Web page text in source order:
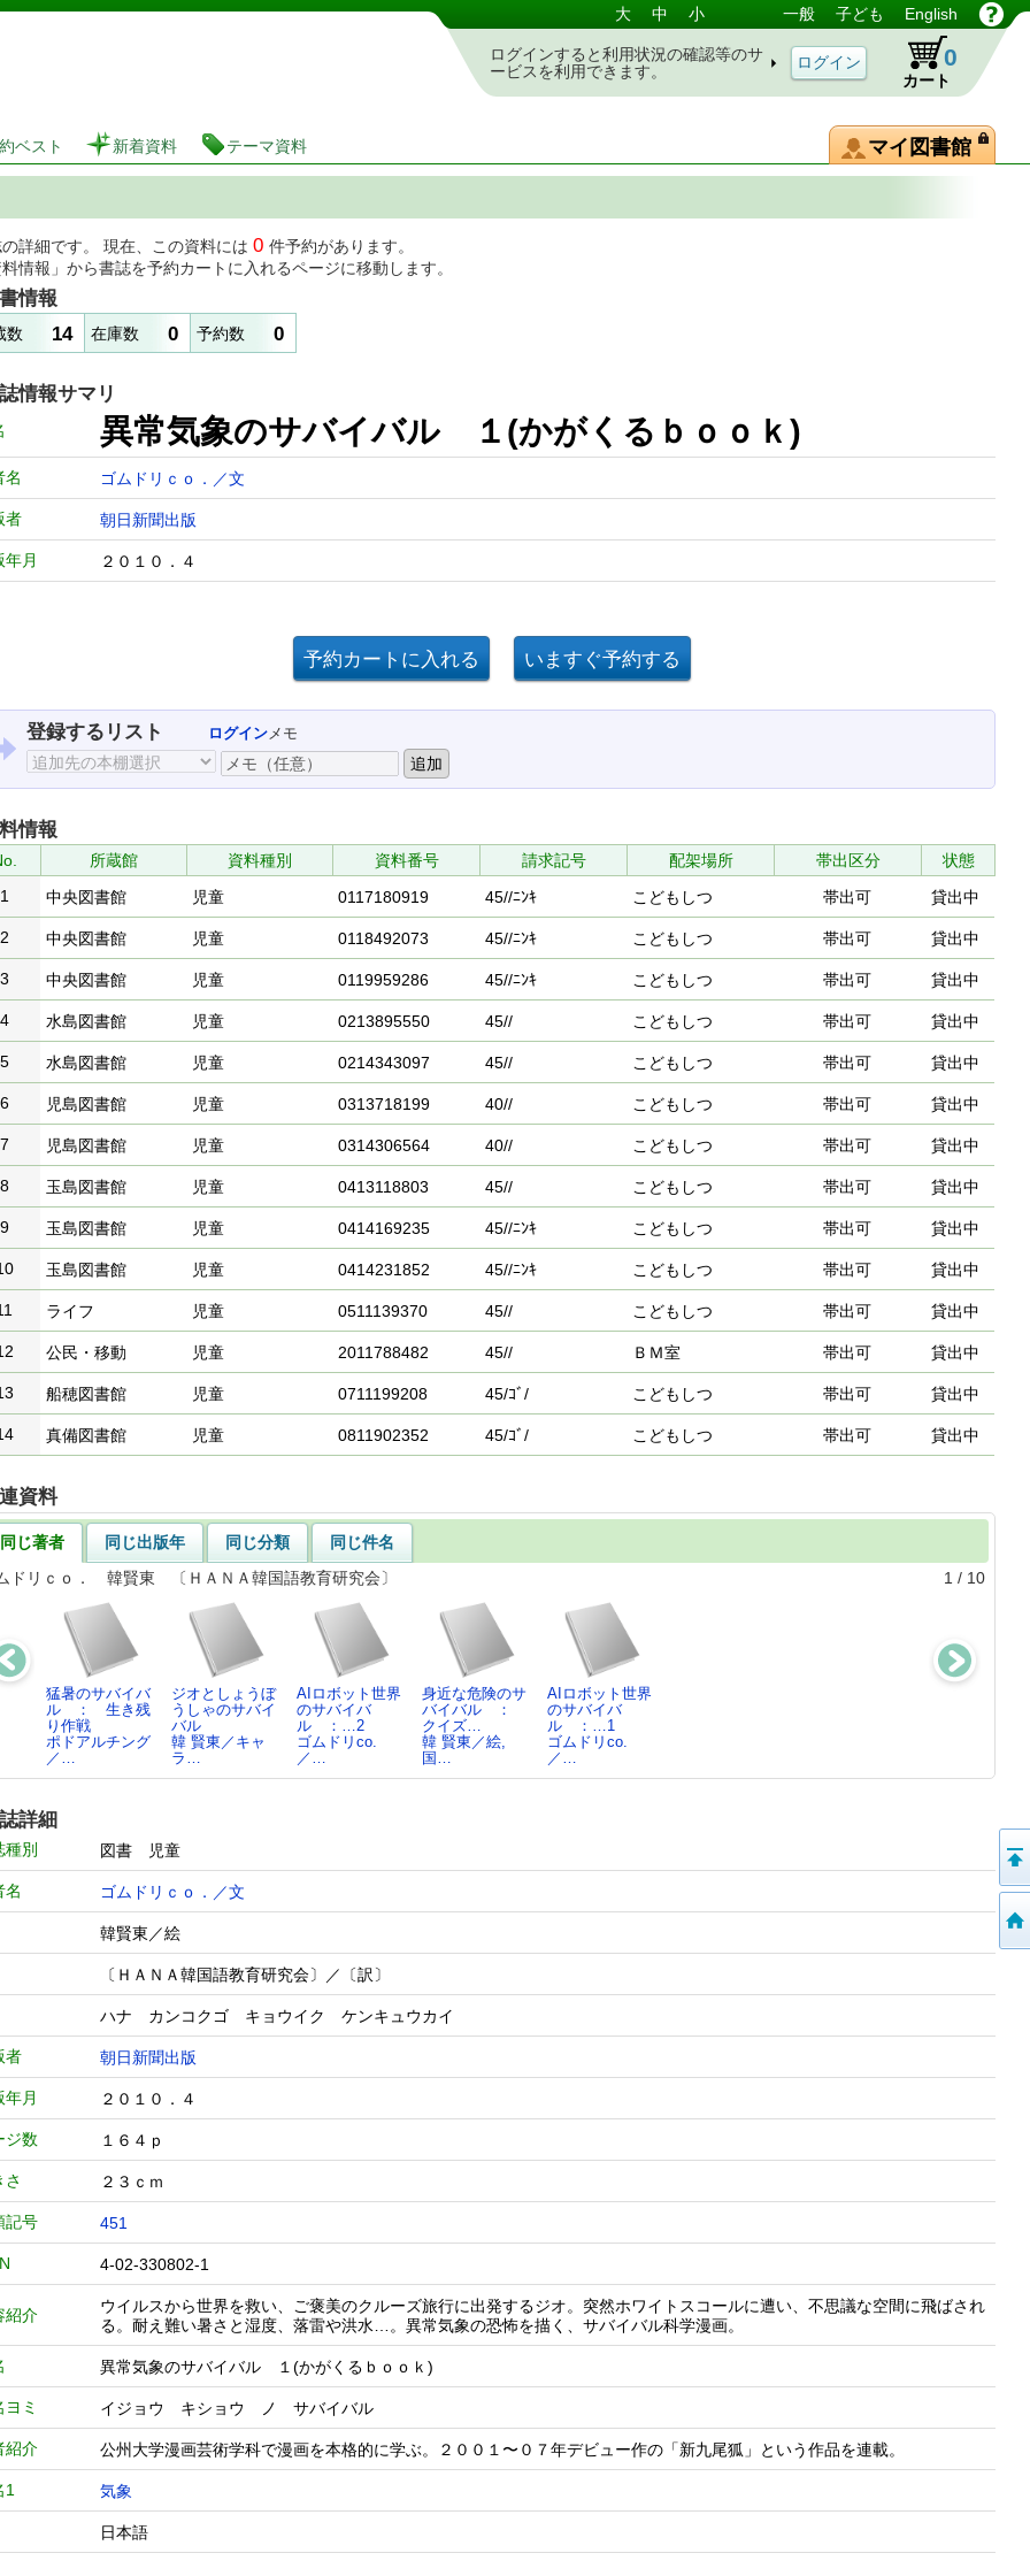
図書館 蔵書検索・予約システム 大 中 小 一般 子ども English
ログインすると利用状況の確認等のサ
ービスを利用できます。
カート
0
ベスト 新着資料 テーマ資料 マイ図書館
詳細です。 現在、この資料には 0 件予約があります。
情報」から書誌を予約カートに入れるページに移動します。
情報
数 14 在庫数 0 予約数 0
情報サマリ
異常気象のサバイバル １(かがくるｂｏｏｋ)
名 ゴムドリｃｏ．／文
者 朝日新聞出版
年月 ２０１０．４
登録するリスト ログインメモ
情報
所蔵館 資料種別 資料番号 請求記号 配架場所 帯出区分
状態
1
中央図書館 児童 0117180919 45//ﾆﾝｷ こどもしつ 帯出可 貸出中
2 中央図書館 児童 0118492073 45//ﾆﾝｷ こどもしつ 帯出可 貸出中
3 中央図書館 児童 0119959286 45//ﾆﾝｷ こどもしつ 帯出可 貸出中
4 水島図書館 児童 0213895550 45// こどもしつ 帯出可 貸出中
5 水島図書館 児童 0214343097 45// こどもしつ 帯出可 貸出中
6 児島図書館 児童 0313718199 40// こどもしつ 帯出可 貸出中
7 児島図書館 児童 0314306564 40// こどもしつ 帯出可 貸出中
8 玉島図書館 児童 0413118803 45// こどもしつ 帯出可 貸出中
9 玉島図書館 児童 0414169235 45//ﾆﾝｷ こどもしつ 帯出可 貸出中
玉島図書館 児童 0414231852 45//ﾆﾝｷ こどもしつ 帯出可 貸出中
ライフ 児童 0511139370 45// こどもしつ 帯出可 貸出中
公民・移動 児童 2011788482 45// ＢＭ室 帯出可 貸出中
船穂図書館 児童 0711199208 45/ｺﾞ/ こどもしつ 帯出可 貸出中
真備図書館 児童 0811902352 45/ｺﾞ/ こどもしつ 帯出可 貸出中
資料
同じ著者 同じ出版年 同じ分類
同じ件名
ドリｃｏ． 韓賢東 〔ＨＡＮＡ韓国語教育研究会〕
1 / 10
猛暑のサバイバ
ル ： 生き残
り作戦
ポドアルチング
／…
ジオとしょうぼ
うしゃのサバイ
バル
韓 賢東／キャ
ラ…
AIロボット世界
のサバイバ
ル ：…2
ゴムドリco.
／…
身近な危険のサ
バイバル ：
クイズ…
韓 賢東／絵,
国…
AIロボット世界
のサバイバ
ル ：…1
ゴムドリco.
／…
詳細
種別 図書 児童
名 ゴムドリｃｏ．／文
韓賢東／絵
〔ＨＡＮＡ韓国語教育研究会〕／〔訳〕
ハナ カンコクゴ キョウイク ケンキュウカイ
者 朝日新聞出版
年月 ２０１０．４
ジ数 １６４ｐ
さ ２３ｃｍ
記号 451
4-02-330802-1
紹介
ウイルスから世界を救い、ご褒美のクルーズ旅行に出発するジオ。突然ホワイトスコールに遭い、不思議な空間に飛ばされ
る。耐え難い暑さと湿度、落雷や洪水…。異常気象の恐怖を描く、サバイバル科学漫画。
異常気象のサバイバル １(かがくるｂｏｏｋ)
ヨミ イジョウ キショウ ノ サバイバル
紹介 公州大学漫画芸術学科で漫画を本格的に学ぶ。２００１〜０７年デビュー作の「新九尾狐」という作品を連載。
1 気象
日本語